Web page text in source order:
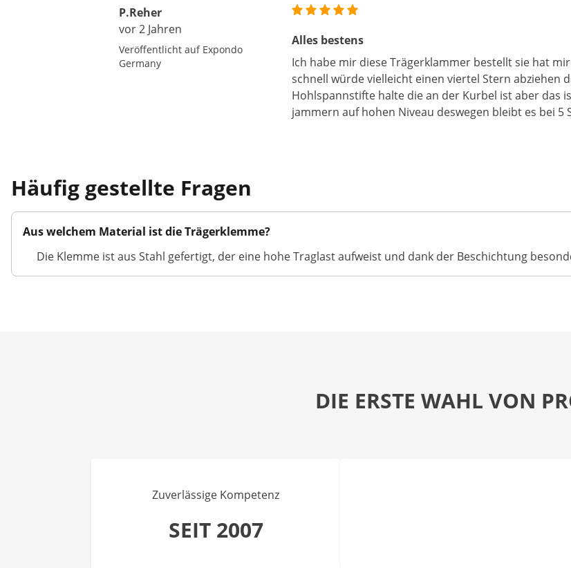
P.Reher
vor 2 Jahren
Veröffentlicht auf Expondo
Germany
Alles bestens
Ich habe mir diese Trägerklammer bestellt sie hat
schnell würde vielleicht einen viertel Stern abziehen
Hohlspannstifte halte die an der Kurbel ist aber das
jammern auf hohen Niveau deswegen bleibt es bei 5
Häufig gestellte Fragen
Aus welchem Material ist die Trägerklemme?
Die Klemme ist aus Stahl gefertigt, der eine hohe Traglast aufweist und dank der Beschichtung
DIE ERSTE WAHL VON
Zuverlässige Kompetenz
SEIT 2007